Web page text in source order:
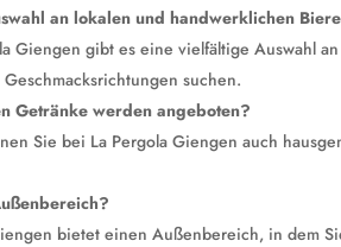
an lokalen und handwerklichen
Giengen gibt es eine vielfältige Auswahl
suchen.
Getränke werden angeboten?
Sie bei La Pergola Giengen auch
bietet einen Außenbereich, in dem